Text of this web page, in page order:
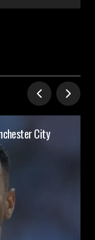
City